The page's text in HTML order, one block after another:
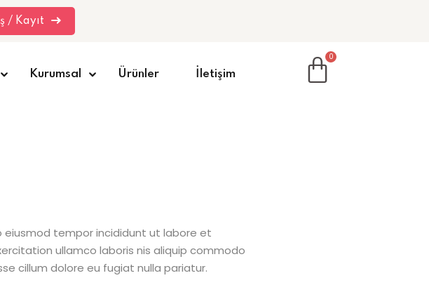
/ Kayıt
Kurumsal Ürünler İletişim
eiusmod tempor incididunt ut labore et
ullamco laboris nis aliquip commodo
cillum dolore eu fugiat nulla pariatur.